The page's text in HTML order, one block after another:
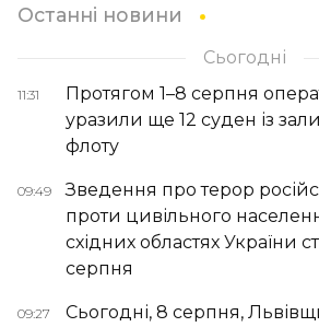
Останні новини
Сьогодні
11:31
Протягом 1–8 серпня
уразили ще 12 суден із
флоту
09:49
Зведення про терор
проти цивільного
східних областях України
серпня
09:27
Сьогодні, 8 серпня,